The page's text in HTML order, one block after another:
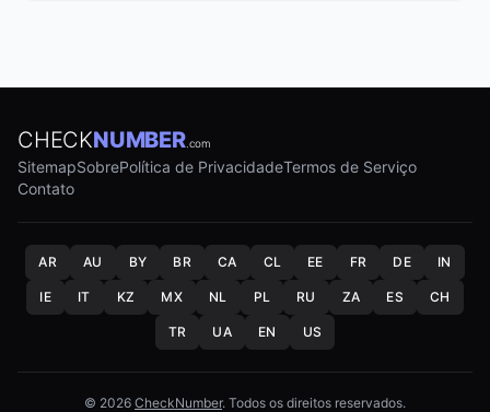
CHECKNUMBER.com
SitemapSobrePolítica de PrivacidadeTermos de Serviço
Contato
AR AU BY BR CA CL EE FR DE IN
IE IT KZ MX NL PL RU ZA ES CH
TR UA EN US
© 2026 CheckNumber. Todos os direitos reservados.